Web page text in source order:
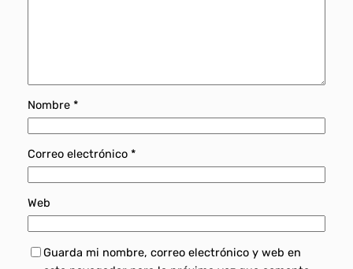
Nombre *
Correo electrónico *
Web
Guarda mi nombre, correo electrónico y web en